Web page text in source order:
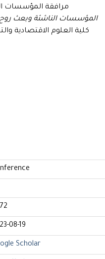
مرافقة المؤسسات
المؤسسات الناشئة وبعث روح
كلية العلوم الاقتصادية
08-19
Scholar